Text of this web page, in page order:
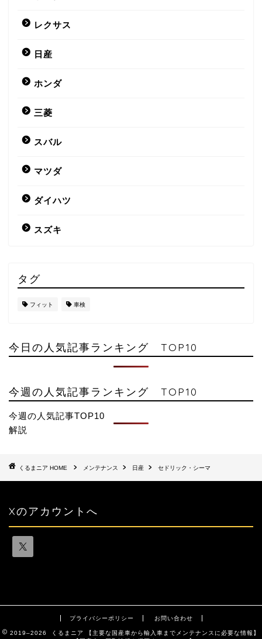
レクサス
日産
ホンダ
三菱
スバル
マツダ
ダイハツ
スズキ
タグ
フィット 車検
今日の人気記事ランキング TOP10
今週の人気記事ランキング TOP10
今週の人気記事TOP10
解説
HOME メンテナンス 日産 セドリック・シーマ
Xのアカウントへ
プライバシーポリシー お問い合わせ
2019–2026 くるまニア 【主要な国産車から輸入車までメンテナンスに必要な情報】